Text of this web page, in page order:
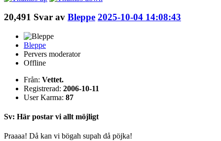
20,491 Svar av Bleppe 2025-10-04 14:08:43
Bleppe
Pervers moderator
Offline
Från: Vettet.
Registrerad: 2006-10-11
User Karma: 87
Sv: Här postar vi allt möjligt
Praaaa! Då kan vi bögah supah då pöjka!